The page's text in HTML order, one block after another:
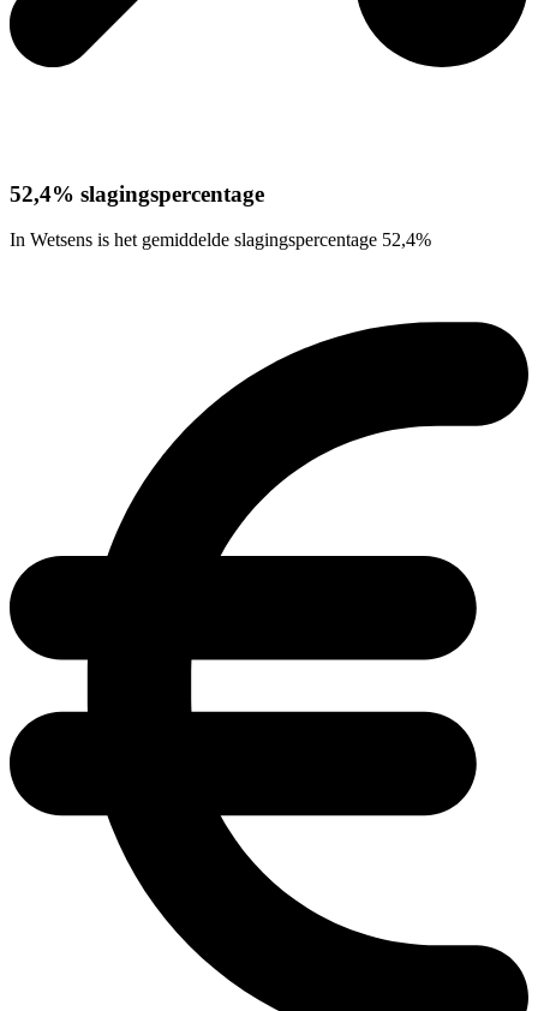
52,4% slagingspercentage
In Wetsens is het gemiddelde slagingspercentage 52,4%